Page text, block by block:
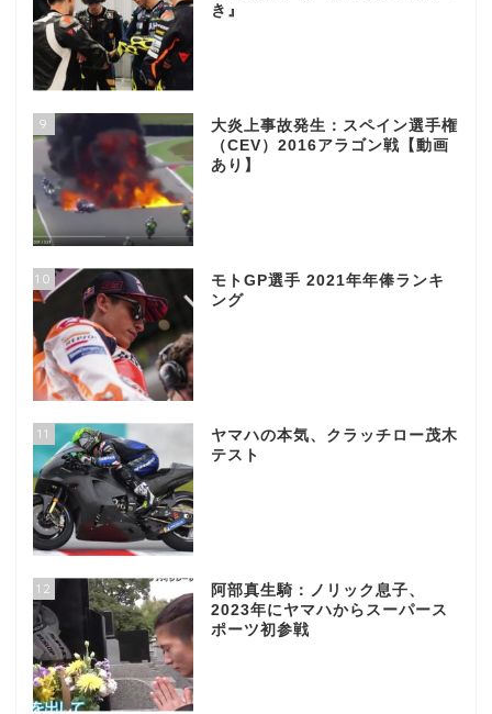
き』
9
大炎上事故発生：スペイン選手権
（CEV）2016アラゴン戦【動画
あり】
10
モトGP選手 2021年年俸ランキ
ング
11
ヤマハの本気、クラッチロー茂木
テスト
12
阿部真生騎：ノリック息子、
2023年にヤマハからスーパース
ポーツ初参戦